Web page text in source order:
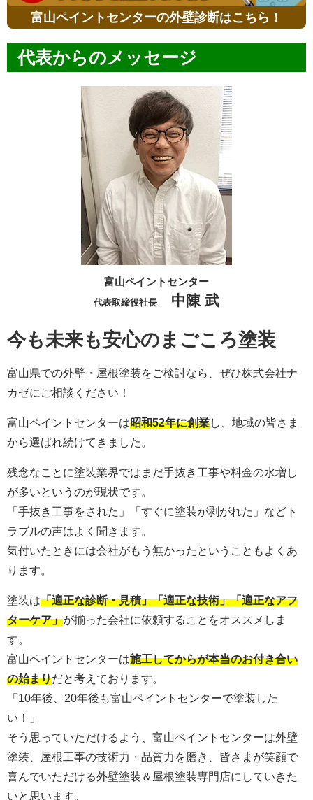
富山ペイントセンターの外壁診断はこちら！
代表からのメッセージ
富山ペイントセンター
代表取締役社長 中陳 武
今も未来も安心のまごころ塗装
富山県での外壁・屋根塗装をご検討なら、ぜひ株式会社ナ
カゼにご相談ください！
富山ペイントセンターは昭和52年に創業し、地域の皆さま
から選ばれ続けてきました。
残念なことに塗装業界ではまだ手抜き工事や料金の水増し
が多いというのが現状です。
「手抜き工事をされた」「すぐに塗装が剥がれた」などト
ラブルの声はよく聞きます。
気付いたときには会社がもう無かったということもよくあ
ります。
塗装は「適正な診断・見積」「適正な技術」「適正なアフ
ターケア」が揃った会社に依頼することをオススメしま
す。
富山ペイントセンターは施工してからが本当のお付き合い
の始まりだと考えております。
「10年後、20年後も富山ペイントセンターで塗装した
い！」
そう思っていただけるよう、富山ペイントセンターは外壁
塗装、屋根工事の技術力・品質力を磨き、皆さまが笑顔で
喜んでいただける外壁塗装＆屋根塗装専門店にしていきた
いと思います。